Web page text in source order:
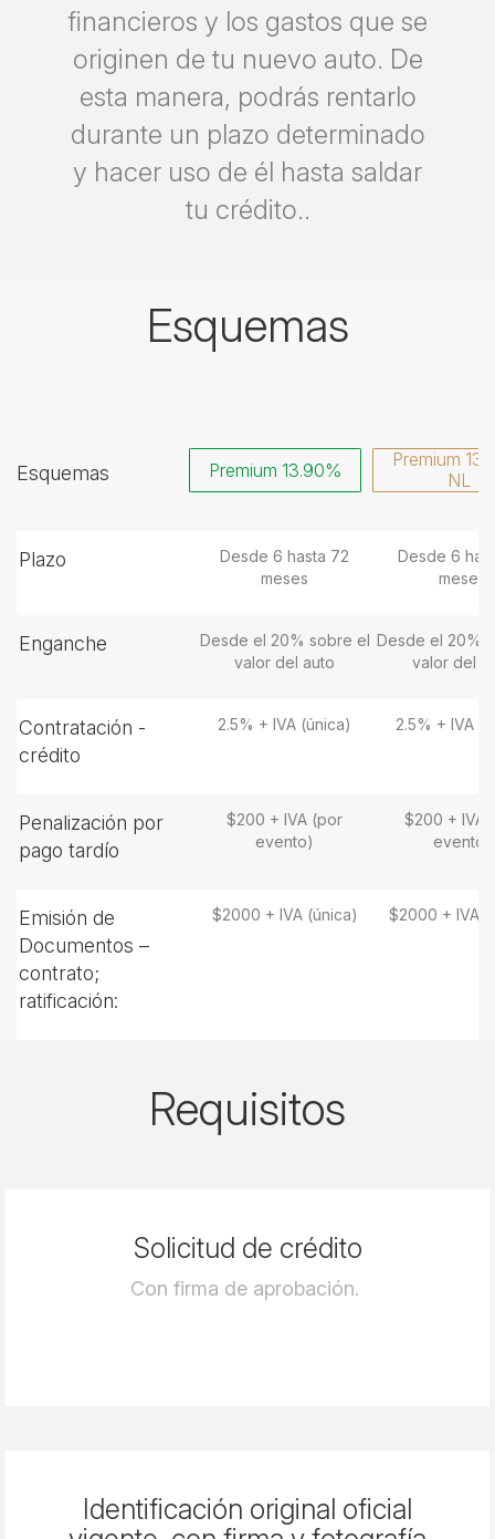
financieros y los gastos que se
originen de tu nuevo auto. De
esta manera, podrás rentarlo
durante un plazo determinado
y hacer uso de él hasta saldar
tu crédito..
Esquemas
Esquemas Premium 13.90%
Premium
NL
Plazo
Desde 6 hasta 72
meses
Desde 6
meses
Enganche
Desde el 20% sobre el
valor del auto
Desde el 20%
valor del
Contratación -
crédito
2.5% + IVA (única) 2.5% + IVA
Penalización por
pago tardío
$200 + IVA (por
evento)
$200 + IVA
evento)
Emisión de
Documentos –
contrato;
ratificación:
$2000 + IVA (única) $2000 + IVA
Requisitos
Solicitud de crédito
Con firma de aprobación.
Identificación original oficial